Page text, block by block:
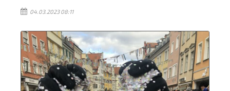
04.03.2023 08:11